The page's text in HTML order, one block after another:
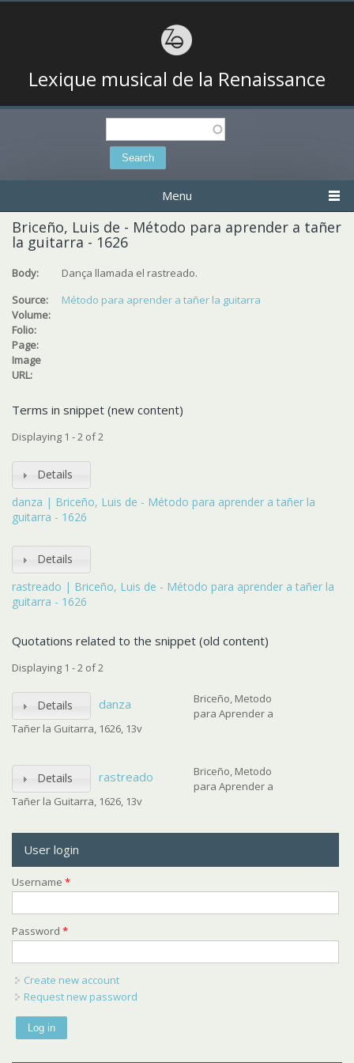
Lexique musical de la Renaissance
Search
Menu
Briceño, Luis de - Método para aprender a tañer
la guitarra - 1626
Body:
Dança llamada el rastreado.
Source:
Método para aprender a tañer la guitarra
Volume:
Folio:
Page:
Image
URL:
Terms in snippet (new content)
Displaying 1 - 2 of 2
Details
danza | Briceño, Luis de - Método para aprender a tañer la
guitarra - 1626
Details
rastreado | Briceño, Luis de - Método para aprender a tañer la
guitarra - 1626
Quotations related to the snippet (old content)
Displaying 1 - 2 of 2
Details danza
Briceño, Metodo
para Aprender a
Tañer la Guitarra, 1626, 13v
Details rastreado
Briceño, Metodo
para Aprender a
Tañer la Guitarra, 1626, 13v
User login
Username *
Password *
Create new account
Request new password